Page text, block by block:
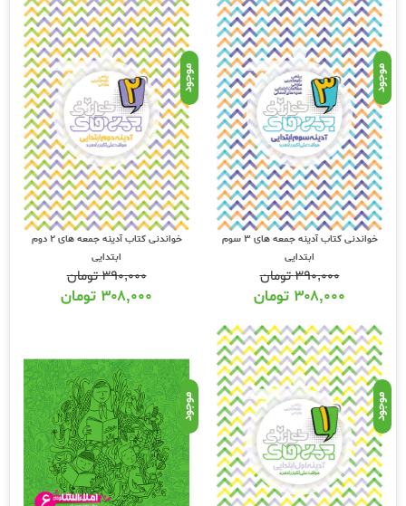
موجود
خواندنی کتاب آدینه جمعه های 3 سوم
ابتدایی
۳۹۰,۰۰۰تومان
۳۰۸,۰۰۰ تومان
موجود
خواندنی کتاب آدینه جمعه های 2 دوم
ابتدایی
۳۹۰,۰۰۰تومان
۳۰۸,۰۰۰ تومان
موجود موجود